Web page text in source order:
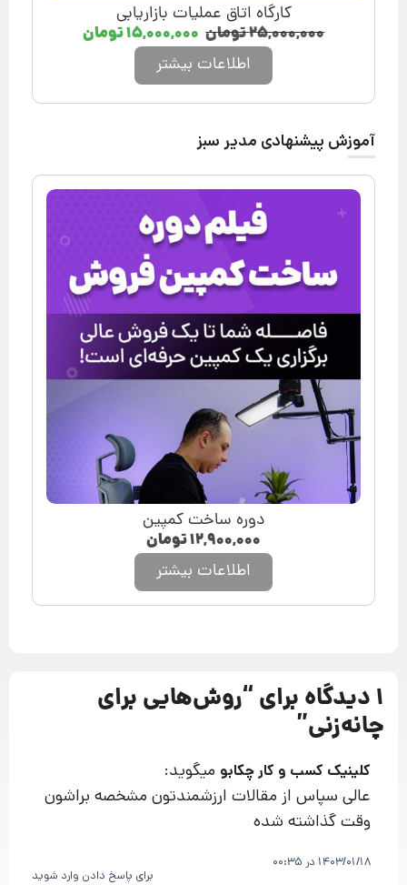
کارگاه اتاق عملیات بازاریابی
۲۵,۰۰۰,۰۰۰تومان ۱۵,۰۰۰,۰۰۰تومان
اطلاعات بیشتر
آموزش پیشنهادی مدیر سبز
دوره ساخت کمپین
۱۲,۹۰۰,۰۰۰تومان
اطلاعات بیشتر
1 دیدگاه برای “ روش‌هایی برای
چانه‌زنی”
کلینیک کسب و کار چکابو میگوید:
عالی سپاس از مقالات ارزشمندتون مشخصه براشون
وقت گذاشته شده
1403/01/18 در 00:35
برای پاسخ دادن وارد شوید